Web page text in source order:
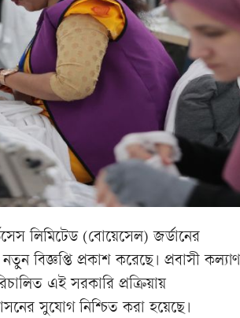
লিমিটেড (বোয়েসেল) জর্ডানের
বিজ্ঞপ্তি প্রকাশ করেছে। প্রবাসী কল্যাণ
এই সরকারি প্রক্রিয়ায়
সুযোগ নিশ্চিত করা হয়েছে।